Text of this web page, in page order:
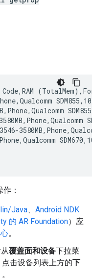
Code,RAM
：
Java、 Android NDK
的 AR Foundation）应
。
覆盖面和设备下拉菜
点击设备列表上方的下